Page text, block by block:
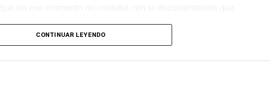
el personal policial dio intervención al Gabinete de
CONTINUAR LEYENDO